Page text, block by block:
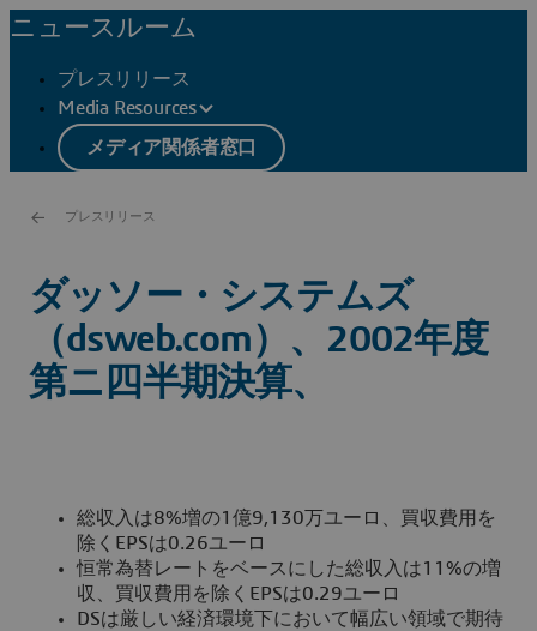
ニュースルーム
プレスリリース
Media Resources
メディア関係者窓口
プレスリリース
ダッソー・システムズ
（dsweb.com）、2002年度
第ニ四半期決算、
総収入は8%増の1億9,130万ユーロ、買収費用を
除くEPSは0.26ユーロ
恒常為替レートをベースにした総収入は11%の増
収、買収費用を除くEPSは0.29ユーロ
DSは厳しい経済環境下において幅広い領域で期待